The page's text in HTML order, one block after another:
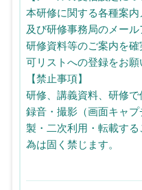
本研修に関する各種案
及び研修事務局のメール
研修資料等のご案内を
可リストへの登録をお願
【禁止事項】
研修、講義資料、研修で
録音・撮影（画面キャ
製・二次利用・転載す
為は固く禁じます。